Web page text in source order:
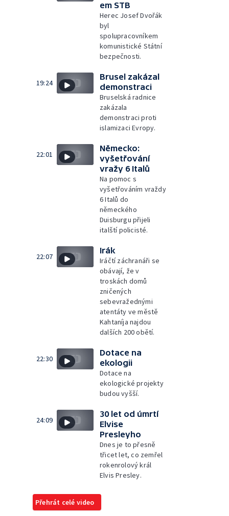
em STB
Herec Josef Dvořák
byl
spolupracovníkem
komunistické Státní
bezpečnosti.
19:24
Brusel zakázal
demonstraci
Bruselská radnice
zakázala
demonstraci proti
islamizaci Evropy.
22:01
Německo:
vyšetřování
vražy 6 Italů
Na pomoc s
vyšetřováním vraždy
6 Italů do
německého
Duisburgu přijeli
italští policisté.
22:07
Irák
Iráčtí záchranáři se
obávají, že v
troskách domů
zničených
sebevražednými
atentáty ve městě
Kahtaníja najdou
dalších 200 obětí.
22:30
Dotace na
ekologii
Dotace na
ekologické projekty
budou vyšší.
24:09
30 let od úmrtí
Elvise
Presleyho
Dnes je to přesně
třicet let, co zemřel
rokenrolový král
Elvis Presley.
Přehrát celé video